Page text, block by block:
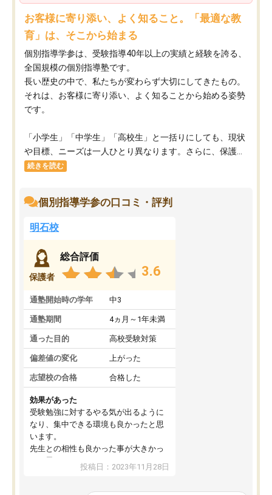
お客様に寄り添い、よく知ること。「最適な教
育」は、そこから始まる
個別指導学参は、受験指導40年以上の実績と経験を誇る、
全国規模の個別指導塾です。
長い歴史の中で、私たちが変わらず大切にしてきたもの。
それは、お客様に寄り添い、よく知ることから始める姿勢
です。
「小学生」「中学生」「高校生」と一括りにしても、現状
や目標、ニーズは一人ひとり異なります。さらに、保護...
続きを読む
個別指導学参の口コミ・評判
明石校
保護者
総合評価
3.6
通塾開始時の学年 中3
通塾期間 4ヵ月～1年未満
通った目的 高校受験対策
偏差値の変化 上がった
志望校の合格 合格した
効果があった
受験勉強に対するやる気が出るように
なり、集中できる環境も良かったと思
います。
先生との相性も良かった事が大きかっ
たと思います。
投稿日：2023年11月28日